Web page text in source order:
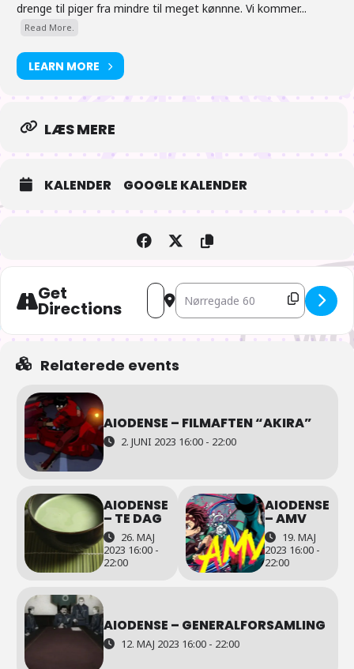
drenge til piger fra mindre til meget kønnne. Vi kommer...
Read More.
LEARN MORE
LÆS MERE
KALENDER GOOGLE KALENDER
Get
Directions
Address - AIOdense – Musik Quiz
Destination Address - AIOdense
Relaterede events
AIODENSE – FILMAFTEN “AKIRA”
2. JUNI 2023 16:00 - 22:00
AIODENSE
– TE DAG
26. MAJ
2023 16:00 -
22:00
AIODENSE
– AMV
19. MAJ
2023 16:00 -
22:00
AIODENSE – GENERALFORSAMLING
12. MAJ 2023 16:00 - 22:00